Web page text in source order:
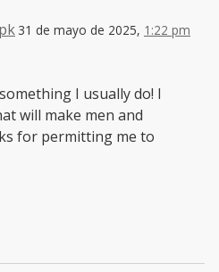
31 de mayo de 2025, 1:22 pm
I usually do! I
will make men and
for permitting me to